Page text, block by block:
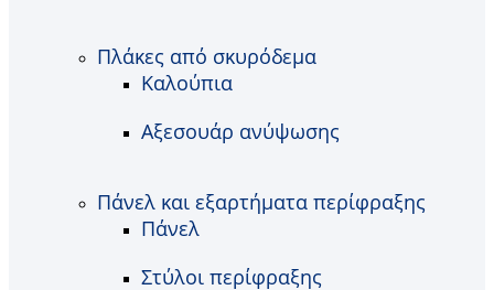
Πλάκες από σκυρόδεμα
Καλούπια
Αξεσουάρ ανύψωσης
Πάνελ και εξαρτήματα περίφραξης
Πάνελ
Στύλοι περίφραξης